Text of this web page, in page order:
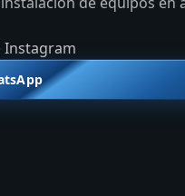
Instagram